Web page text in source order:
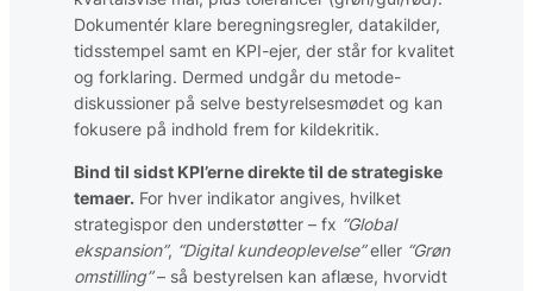
Dokumentér klare beregningsregler, datakilder,
tidsstempel samt en KPI-ejer, der står for kvalitet
og forklaring. Dermed undgår du metode-
diskussioner på selve bestyrelsesmødet og kan
fokusere på indhold frem for kildekritik.
Bind til sidst KPI’erne direkte til de strategiske
temaer. For hver indikator angives, hvilket
strategispor den understøtter – fx “Global
ekspansion”, “Digital kundeoplevelse”eller “Grøn
omstilling”– så bestyrelsen kan aflæse, hvorvidt